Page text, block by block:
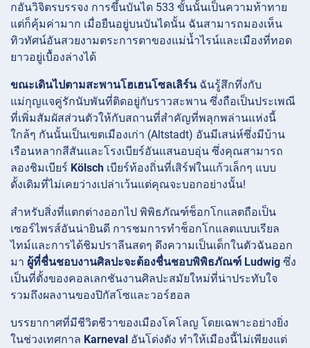
กอันวิจิตรบรรจง การขึ้นบันได 533 ขั้นนั้นเป็นความท้าทาย
แต่ก็คุ้มค่ามาก เมื่อยืนอยู่บนบันไดนั้น ฉันสามารถมองเห็น
ทิวทัศน์อันสวยงามตระการตาของแม่น้ำไรน์และเมืองที่ทอด
ยาวอยู่เบื้องล่างได้
ขณะเดินไปตามสะพานโฮเฮนโซลเลิร์นฉันรู้สึกทึ่งกับ
แม่กุญแจคู่รักนับพันที่ติดอยู่กับราวสะพาน ซึ่งถือเป็นประเพณี
ที่เพิ่มสัมผัสส่วนตัวให้กับสถานที่สำคัญที่พลุกพล่านแห่งนี้
ใกล้ๆ กันนั้นเป็นเขตเมืองเก่า (Altstadt) อันมีเสน่ห์ซึ่งมีบ้าน
เรือนหลากสีสันและโรงเบียร์อันแสนอบอุ่น ซึ่งคุณสามารถ
ลองชิมเบียร์ Kölsch เบียร์ท้องถิ่นที่เสิร์ฟในแก้วเล็กๆ แบบ
ดั้งเดิมที่ไม่เคยว่างเปล่าเว้นแต่คุณจะบอกอย่างนั้น!
สำหรับสิ่งที่แตกต่างออกไป พิพิธภัณฑ์ช็อกโกแลตถือเป็น
เซอร์ไพรส์อันน่ายินดี การชมการทำช็อกโกแลตแบบเรียล
ไทม์และการได้ชิมปราลีนสดๆ ดึงความเป็นเด็กในตัวฉันออก
มา ผู้ที่ชื่นชอบงานศิลปะจะต้องชื่นชอบพิพิธภัณฑ์ Ludwig ซึ่ง
เป็นที่ตั้งของคอลเลกชันงานศิลปะสมัยใหม่ที่น่าประทับใจ
รวมถึงผลงานของปิกัสโซและวอร์ฮอล
บรรยากาศที่มีชีวิตชีวาของเมืองโคโลญ โดยเฉพาะอย่างยิ่ง
ในช่วงเทศกาล Karneval อันโด่งดัง ทำให้เมืองนี้ไม่เพียงแต่